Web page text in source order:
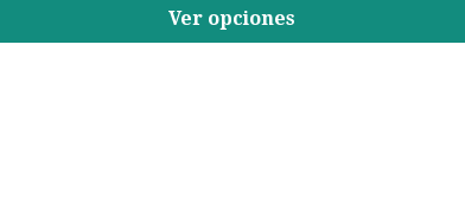
Ver opciones